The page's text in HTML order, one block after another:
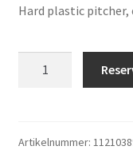
Hard plastic pitcher,
(kunststof)
Artikelnummer: